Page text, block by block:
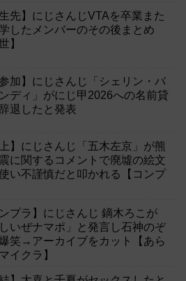
生先】にじさんじVTAを卒業また
したメンバーのその後まとめ
】
参加】にじさんじ「シェリン・バ
ディ」がにじ甲2026への名前貸
退したと発表
上】にじさんじ「五木左京」が熊
に関するコメントで廃墟の絵文
い不謹慎だと叩かれる【コンプ
ンプラ】にじさんじ 鏑木ろこが
しいぜナマポ」と発言し石神のぞ
笑→アーカイブをカット【あら
イクラ】